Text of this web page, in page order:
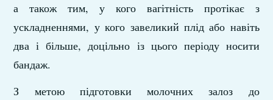
а також тим, у кого вагітність протікає з
ускладненнями, у кого завеликий плід або навіть
два і більше, доцільно із цього періоду носити
бандаж.
З метою підготовки молочних залоз до